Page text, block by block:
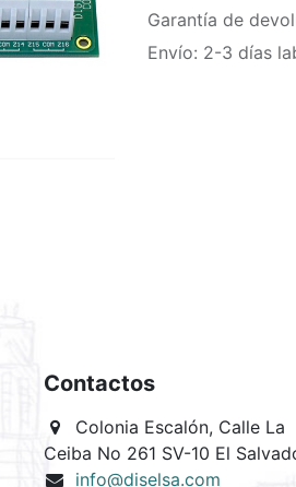
Garantía de
Envío: 2-3 días
Contactos
Colonia Escalón, Calle La
Ceiba No 261 SV-10 El
info@diselsa.com